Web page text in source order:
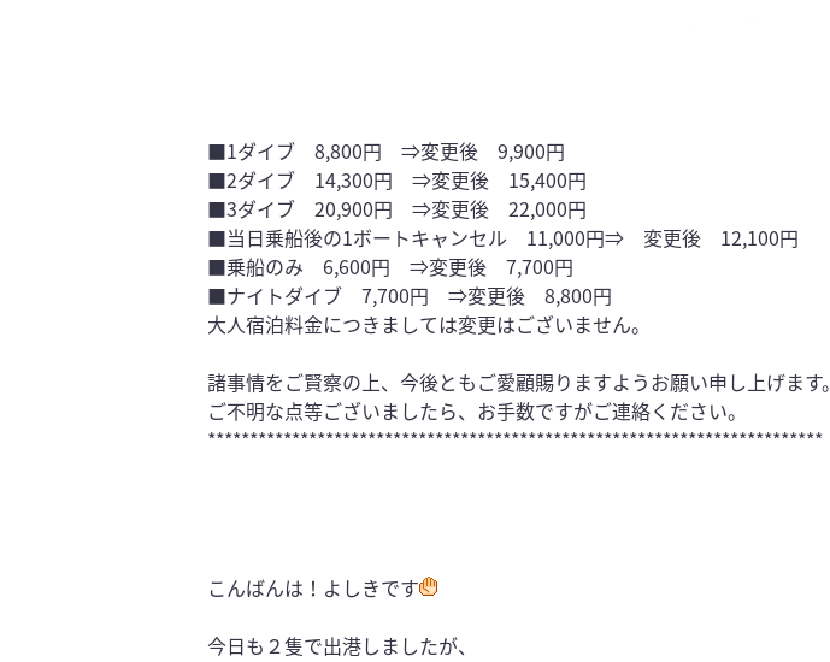
■1ダイブ 8,800円 ⇒変更後 9,900円
■2ダイブ 14,300円 ⇒変更後 15,400円
■3ダイブ 20,900円 ⇒変更後 22,000円
■当日乗船後の1ボートキャンセル 11,000円⇒ 変更後 12,100円
■乗船のみ 6,600円 ⇒変更後 7,700円
■ナイトダイブ 7,700円 ⇒変更後 8,800円
大人宿泊料金につきましては変更はございません。
諸事情をご賢察の上、今後ともご愛顧賜りますようお願い申し上げます。
ご不明な点等ございましたら、お手数ですがご連絡ください。
*************************************************************************
こんばんは！よしきです
今日も２隻で出港しましたが、